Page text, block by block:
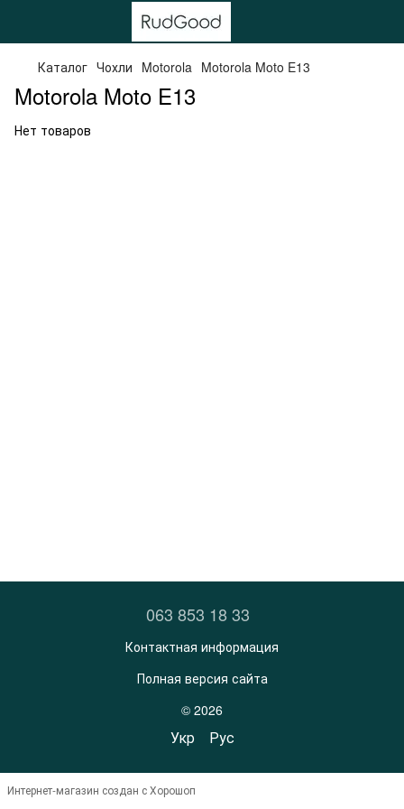
Каталог Чохли Motorola Motorola Moto E13
Motorola Moto E13
Нет товаров
063 853 18 33
Контактная информация
Полная версия сайта
© 2026
Укр Рус
Интернет-магазин создан с Хорошоп